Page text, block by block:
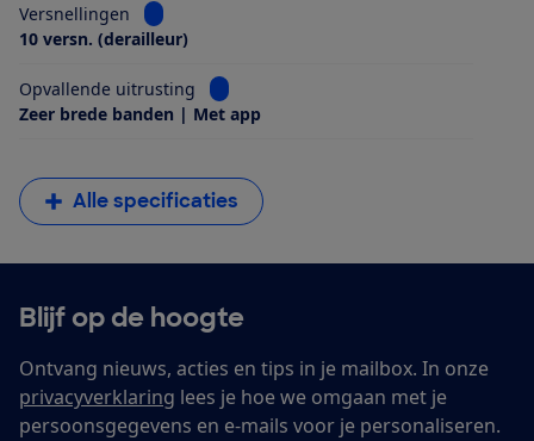
Versnellingen
Bekijk informatie voor Versnellingen
10 versn. (derailleur)
Opvallende uitrusting
Bekijk informatie voor Opvallende
Zeer brede banden | Met app
Alle specificaties
Blijf op de hoogte
Ontvang nieuws, acties en tips in je mailbox. In onze
privacyverklaring lees je hoe we omgaan met je
persoonsgegevens en e-mails voor je personaliseren.